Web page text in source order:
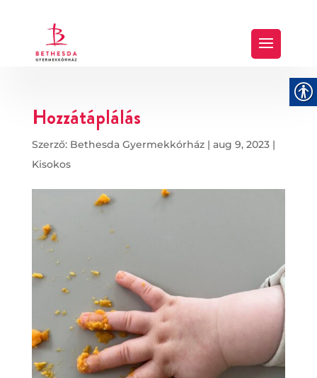
Hozzátáplálás
Szerző: Bethesda Gyermekkórház| aug 9, 2023|
Kisokos